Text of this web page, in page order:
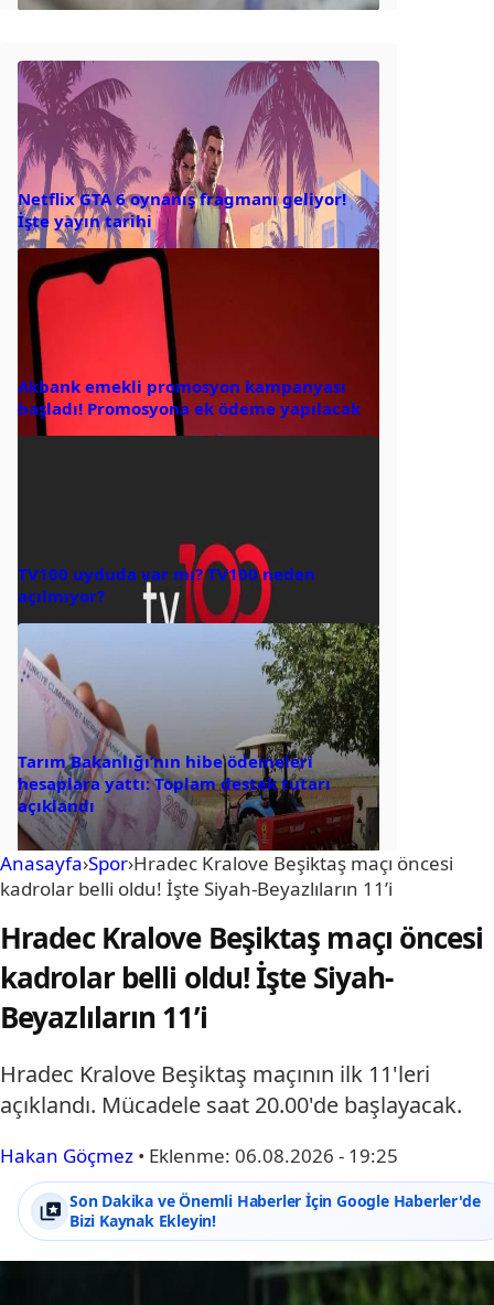
Netflix GTA 6 oynanış fragmanı geliyor!
İşte yayın tarihi
Akbank emekli promosyon kampanyası
başladı! Promosyona ek ödeme yapılacak
TV100 uyduda var mı? TV100 neden
açılmıyor?
Tarım Bakanlığı’nın hibe ödemeleri
hesaplara yattı: Toplam destek tutarı
açıklandı
Anasayfa›Spor›Hradec Kralove Beşiktaş maçı öncesi
kadrolar belli oldu! İşte Siyah-Beyazlıların 11’i
Hradec Kralove Beşiktaş maçı öncesi
kadrolar belli oldu! İşte Siyah-
Beyazlıların 11’i
Hradec Kralove Beşiktaş maçının ilk 11'leri
açıklandı. Mücadele saat 20.00'de başlayacak.
Hakan Göçmez • Eklenme: 06.08.2026 - 19:25
Son Dakika ve Önemli Haberler İçin Google Haberler'de
Bizi Kaynak Ekleyin!